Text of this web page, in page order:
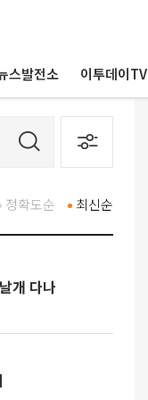
스발전소 이투데이TV
최신순
정확도순
개 다나